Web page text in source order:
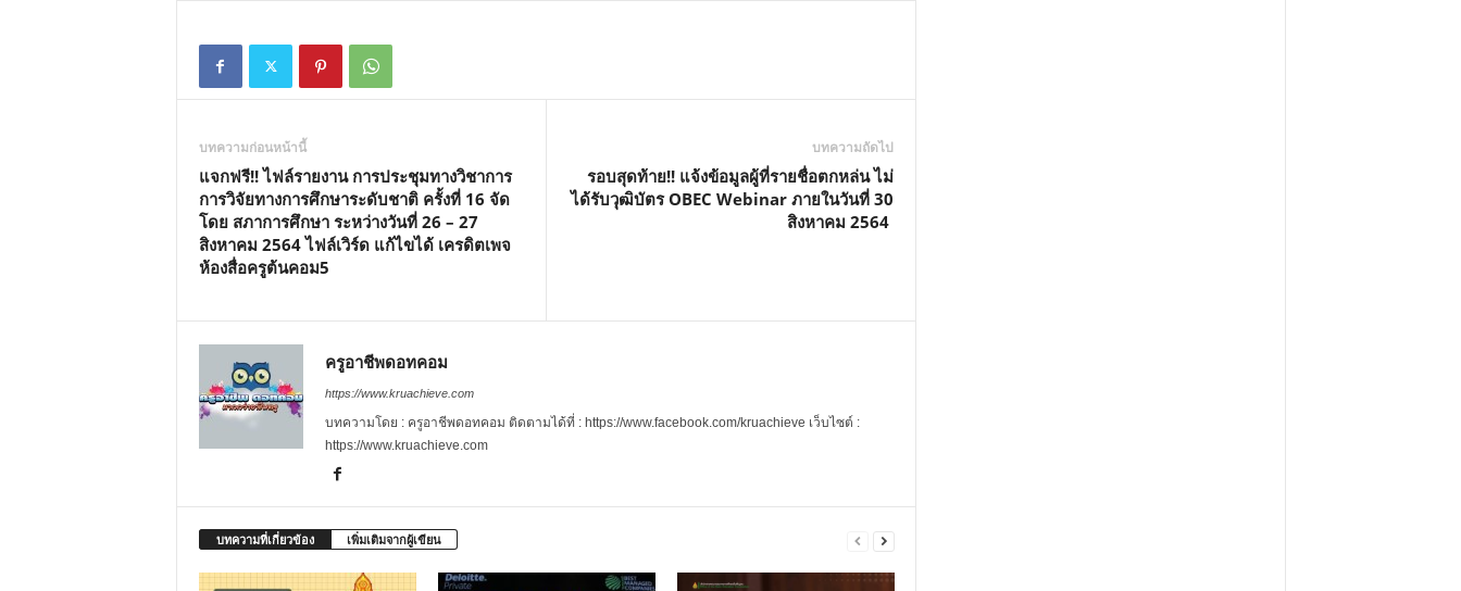
บทความก่อนหน้านี้
แจกฟรี!! ไฟล์รายงาน การประชุมทางวิชาการ
การวิจัยทางการศึกษาระดับชาติ ครั้งที่ 16 จัด
โดย สภาการศึกษา ระหว่างวันที่ 26 – 27
สิงหาคม 2564 ไฟล์เวิร์ด แก้ไขได้ เครดิตเพจ
ห้องสื่อครูต้นคอม5
บทความถัดไป
รอบสุดท้าย!! แจ้งข้อมูลผู้ที่รายชื่อตกหล่น ไม่
ได้รับวุฒิบัตร OBEC Webinar ภายในวันที่ 30
สิงหาคม 2564
ครูอาชีพดอทคอม
https://www.kruachieve.com
บทความโดย : ครูอาชีพดอทคอม ติดตามได้ที่ : https://www.facebook.com/kruachieve เว็บไซต์ :
https://www.kruachieve.com
บทความที่เกี่ยวข้อง เพิ่มเติมจากผู้เขียน